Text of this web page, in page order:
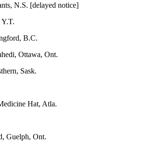
N.S. [delayed notice]
B.C.
Ottawa, Ont.
Sask.
Hat, Atla.
Guelph, Ont.